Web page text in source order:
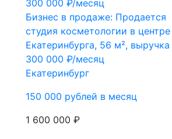
Бизнес в продаже: Продается
студия косметологии в центре
Екатеринбурга, 56 м², выручка
300 000 ₽/месяц
Екатеринбург
150 000 рублей в месяц
1 600 000 ₽